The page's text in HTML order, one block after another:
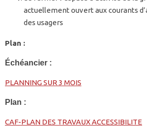
actuellement ouvert aux courants
des usagers
Plan :
Échéancier :
PLANNING SUR 3 MOIS
Plan :
CAF-PLAN DES TRAVAUX ACCESSIBILITE